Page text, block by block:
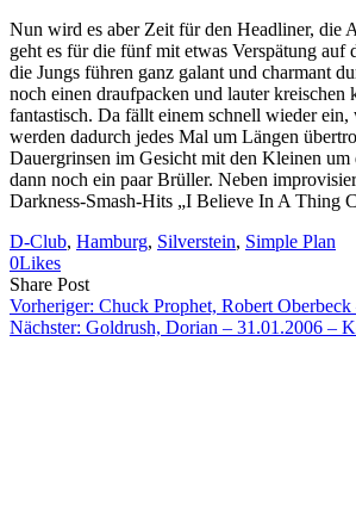
Nun wird es aber Zeit für den Headliner, die
geht es für die fünf mit etwas Verspätung auf
die Jungs führen ganz galant und charmant
noch einen draufpacken und lauter
fantastisch. Da fällt einem schnell wieder
werden dadurch jedes Mal um Längen
Dauergrinsen im Gesicht mit den Kleinen
dann noch ein paar Brüller. Neben
Darkness-Smash-Hits „I Believe In A Thing
D-Club, Hamburg, Silverstein, Simple Plan
0Likes
Share PostShare
on
Facebook
Copy
URL
to
Send
Link
via
Vorheriger: Chuck Prophet, Robert
Nächster: Goldrush, Dorian – 31.01.2006 –